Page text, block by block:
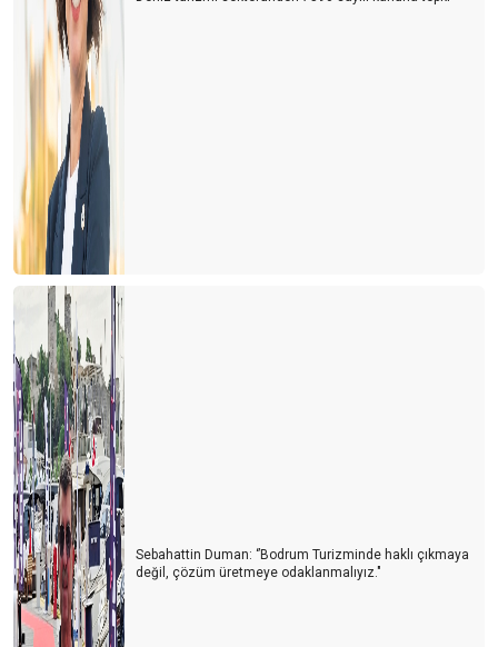
Sebahattin Duman: ‘’Bodrum Turizminde haklı çıkmaya
değil, çözüm üretmeye odaklanmalıyız."